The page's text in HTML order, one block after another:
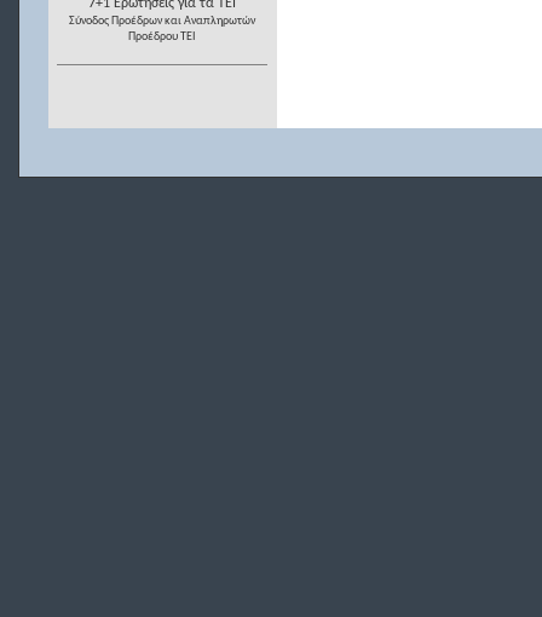
7+1 Ερωτήσεις για τα ΤΕΙ
Σύνοδος Προέδρων και Αναπληρωτών
Προέδρου ΤΕΙ